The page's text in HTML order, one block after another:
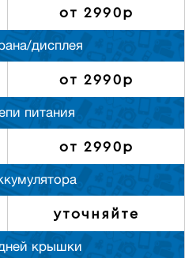
от 2990р
дисплея
от 2990р
питания
от 2990р
уточняйте
крышки